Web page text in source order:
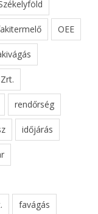
OEE
rendőrség
időjárás
favágás